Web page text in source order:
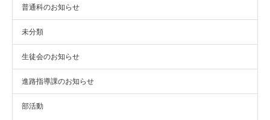
普通科のお知らせ
未分類
生徒会のお知らせ
進路指導課のお知らせ
部活動